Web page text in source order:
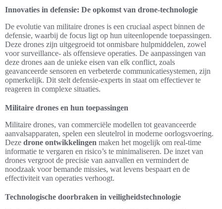
Innovaties in defensie: De opkomst van drone-technologie
De evolutie van militaire drones is een cruciaal aspect binnen de
defensie, waarbij de focus ligt op hun uiteenlopende toepassingen.
Deze drones zijn uitgegroeid tot onmisbare hulpmiddelen, zowel
voor surveillance- als offensieve operaties. De aanpassingen van
deze drones aan de unieke eisen van elk conflict, zoals
geavanceerde sensoren en verbeterde communicatiesystemen, zijn
opmerkelijk. Dit stelt defensie-experts in staat om effectiever te
reageren in complexe situaties.
Militaire drones en hun toepassingen
Militaire drones, van commerciële modellen tot geavanceerde
aanvalsapparaten, spelen een sleutelrol in moderne oorlogsvoering.
Deze drone ontwikkelingen maken het mogelijk om real-time
informatie te vergaren en risico’s te minimaliseren. De inzet van
drones vergroot de precisie van aanvallen en vermindert de
noodzaak voor bemande missies, wat levens bespaart en de
effectiviteit van operaties verhoogt.
Technologische doorbraken in veiligheidstechnologie